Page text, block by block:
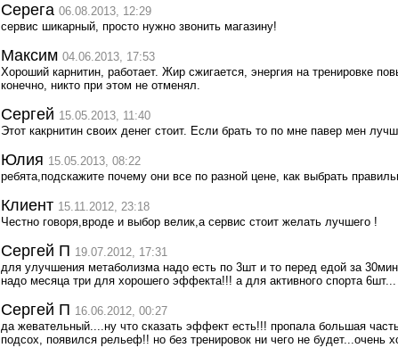
Серега 06.08.2013, 12:29
сервис шикарный, просто нужно звонить магазину!
Максим 04.06.2013, 17:53
Хороший карнитин, работает. Жир сжигается, энергия на тренировке
конечно, никто при этом не отменял.
Сергей 15.05.2013, 11:40
Этот какрнитин своих денег стоит. Если брать то по мне павер мен
Юлия 15.05.2013, 08:22
ребята,подскажите почему они все по разной цене, как выбрать
Клиент 15.11.2012, 23:18
Честно говоря,вроде и выбор велик,а сервис стоит желать лучшего !
Сергей П 19.07.2012, 17:31
для улучшения метаболизма надо есть по 3шт и то перед едой за
надо месяца три для хорошего эффекта!!! а для активного спорта
Сергей П 16.06.2012, 00:27
да жевательный....ну что сказать эффект есть!!! пропала большая
подсох, появился рельеф!! но без тренировок ни чего не будет...очень